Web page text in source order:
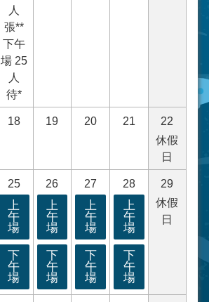
人
張**
下午
場 25
人
待*
18 19 20 21
22
休假
日
25
上
午
場
下
午
場
26
上
午
場
下
午
場
27
上
午
場
下
午
場
28
上
午
場
下
午
場
29
休假
日